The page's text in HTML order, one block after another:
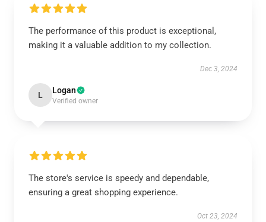
The performance of this product is exceptional,
making it a valuable addition to my collection.
Dec 3, 2024
L Logan
Verified owner
The store's service is speedy and dependable,
ensuring a great shopping experience.
Oct 23, 2024